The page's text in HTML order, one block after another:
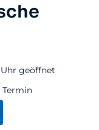
geöffnet